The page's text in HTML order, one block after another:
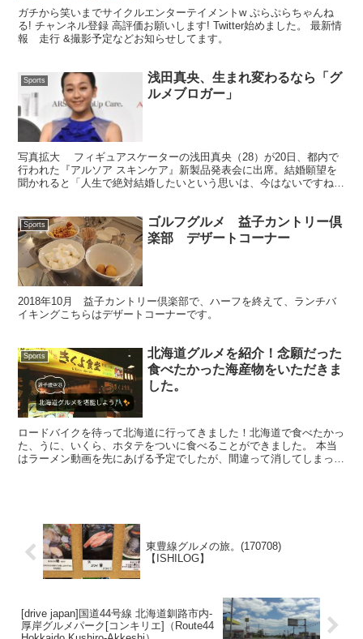
ガチから笑いまでサイクルエンターテイメントw ぷらぷらちゃんね
る! チャンネル登録 高評価お願いします! Twitter始めました。 最新情
報 走行 &撮影予定などお知らせしてます。
Sports
浅田真央、生まれ変わるなら「グ
ルメブロガー」
写真拡大 フィギュアスケーターの浅田真央（28）が20日、都内で
行われた『アルソア スキンケア』新製品発表会に出席。結婚願望を
聞かれると「人生で絶対結婚したいという思いは、今はないですね」
Sports
ゴルフグルメ 益子カントリー倶
楽部 デザートコーナー
2018年10月 益子カントリー倶楽部で、ハーフを終えて、ランチバ
イキングこちらはデザートコーナーです。
Sports
北海道グルメを紹介！念願だった
食べたかった海産物をいただきま
した。
ロードバイクを待って北海道に行ってきました！北海道で食べたかっ
た、うに、いくら、ホタテをついに食べることができました。 本当
はラーメン動画を先にあげる予定でしたが、間違って消してしまった
東豊線グルメの旅。(170708)
【ISHILOG】
[drive japan]国道44号線 北海道釧路市内-
厚岸グルメパーク[コンキリエ]（Route44